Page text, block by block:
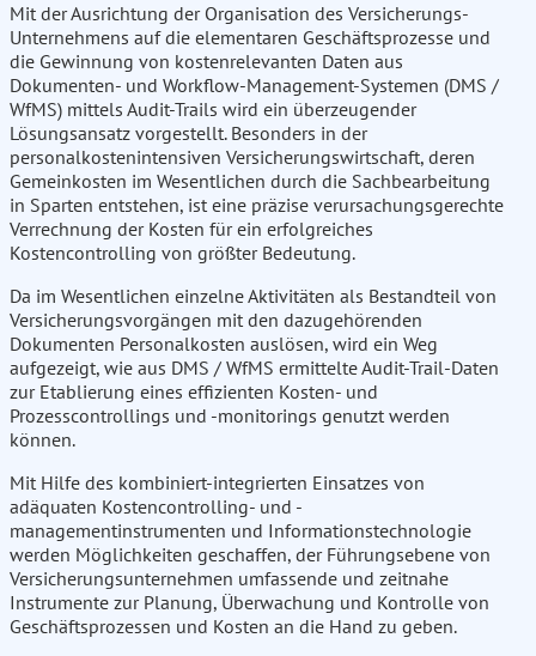
Mit der Ausrichtung der Organisation des Versicherungs-
Unternehmens auf die elementaren Geschäftsprozesse und
die Gewinnung von kostenrelevanten Daten aus
Dokumenten- und Workflow-Management-Systemen (DMS /
WfMS) mittels Audit-Trails wird ein überzeugender
Lösungsansatz vorgestellt. Besonders in der
personalkostenintensiven Versicherungswirtschaft, deren
Gemeinkosten im Wesentlichen durch die Sachbearbeitung
in Sparten entstehen, ist eine präzise verursachungsgerechte
Verrechnung der Kosten für ein erfolgreiches
Kostencontrolling von größter Bedeutung.
Da im Wesentlichen einzelne Aktivitäten als Bestandteil von
Versicherungsvorgängen mit den dazugehörenden
Dokumenten Personalkosten auslösen, wird ein Weg
aufgezeigt, wie aus DMS / WfMS ermittelte Audit-Trail-Daten
zur Etablierung eines effizienten Kosten- und
Prozesscontrollings und -monitorings genutzt werden
können.
Mit Hilfe des kombiniert-integrierten Einsatzes von
adäquaten Kostencontrolling- und -
managementinstrumenten und Informationstechnologie
werden Möglichkeiten geschaffen, der Führungsebene von
Versicherungsunternehmen umfassende und zeitnahe
Instrumente zur Planung, Überwachung und Kontrolle von
Geschäftsprozessen und Kosten an die Hand zu geben.